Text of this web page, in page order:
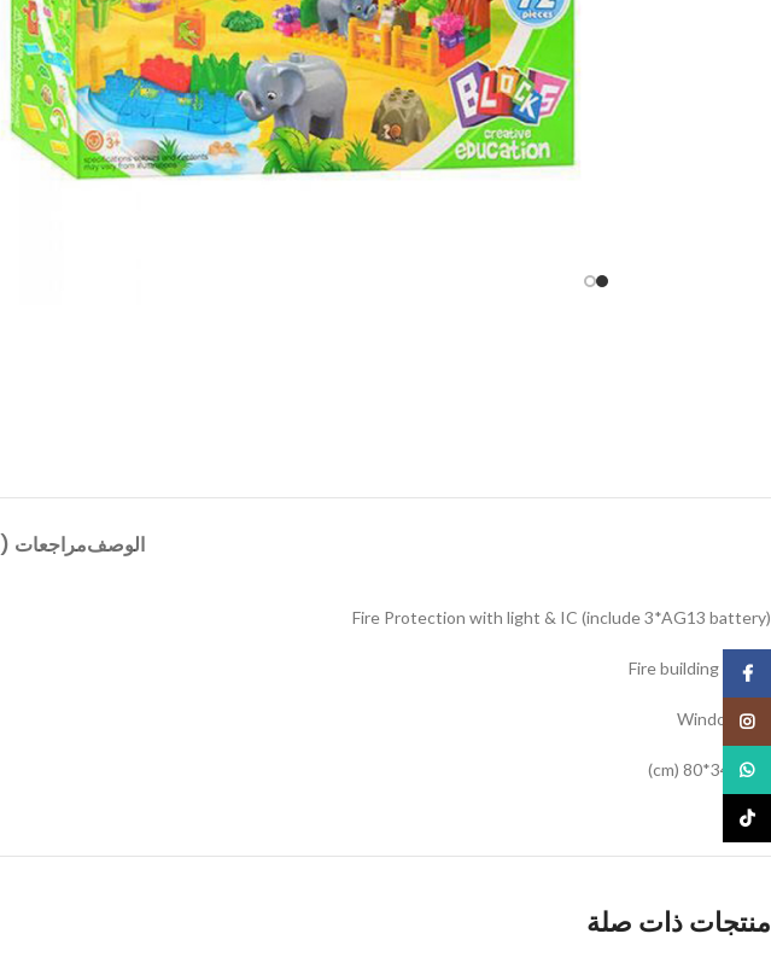
الوصفمراجعات (0)
Fire Protection with light & IC (include 3*AG13 battery)
Fire building blocks
Window box
89*34.5*80 (cm)
منتجات ذات صلة
Facebook
Instagram
WhatsApp